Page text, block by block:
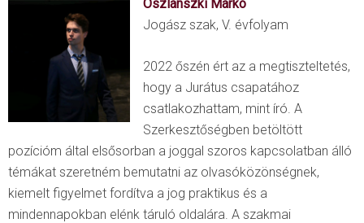
Oszlánszki Márkó
Jogász szak, V. évfolyam
2022 őszén ért az a megtiszteltetés,
hogy a Jurátus csapatához
csatlakozhattam, mint író. A
Szerkesztőségben betöltött
pozícióm által elsősorban a joggal szoros kapcsolatban álló
témákat szeretném bemutatni az olvasóközönségnek,
kiemelt figyelmet fordítva a jog praktikus és a
mindennapokban elénk táruló oldalára. A szakmai